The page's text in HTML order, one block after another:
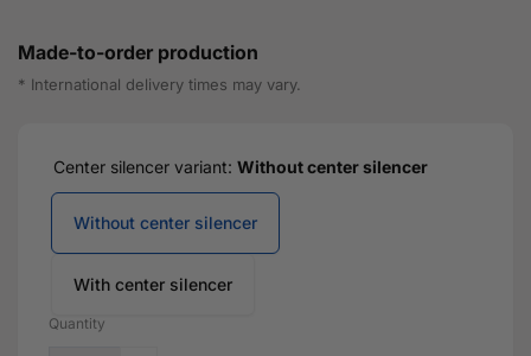
Made-to-order production
* International delivery times may vary.
Center silencer variant: Without center silencer
Without center silencer
With center silencer
Quantity